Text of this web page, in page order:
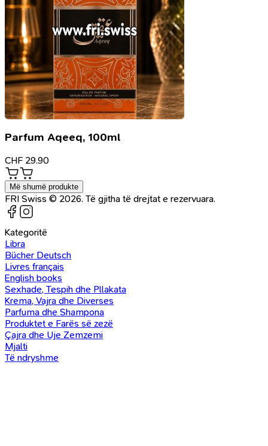
Parfum Aqeeq, 100ml
CHF 29.90
Më shumë produkte
FRI Swiss © 2026. Të gjitha të drejtat e rezervuara.
Kategoritë
Libra
Bücher Deutsch
Livres français
English books
Sexhade, Tespih dhe Pllakata
Krema, Vajra dhe Diverses
Parfuma dhe Shampona
Produktet e Farës së zezë
Çajra dhe Uje Zemzemi
Mjalti
Të ndryshme